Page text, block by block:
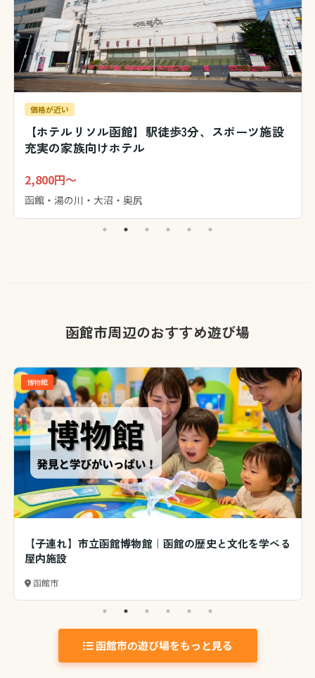
価格が近い
【ホテルリソル函館】駅徒歩3分、スポーツ施設
充実の家族向けホテル
2,800円～
函館・湯の川・大沼・奥尻
函館市周辺のおすすめ遊び場
博物館
【子連れ】市立函館博物館｜函館の歴史と文化を学べる
屋内施設
函館市
函館市の遊び場をもっと見る